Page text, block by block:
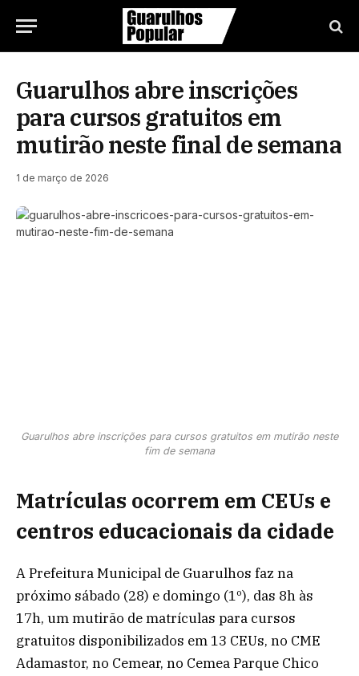
Guarulhos abre inscrições
para cursos gratuitos em
mutirão neste final de semana
1 de março de 2026
Guarulhos abre inscrições para cursos gratuitos em mutirão neste
fim de semana
Matrículas ocorrem em CEUs e
centros educacionais da cidade
A Prefeitura Municipal de Guarulhos faz na
próximo sábado (28) e domingo (1º), das 8h às
17h, um mutirão de matrículas para cursos
gratuitos disponibilizados em 13 CEUs, no CME
Adamastor, no Cemear, no Cemea Parque Chico